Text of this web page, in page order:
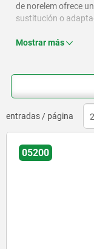
de norelem ofrece
sustitución o
husillos de presión,
Mostrar más
entradas / página
05200